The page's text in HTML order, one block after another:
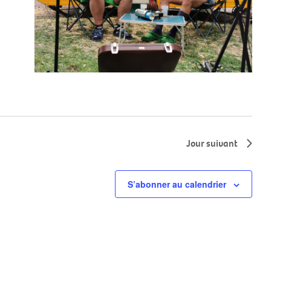
Jour suivant
S’abonner au calendrier